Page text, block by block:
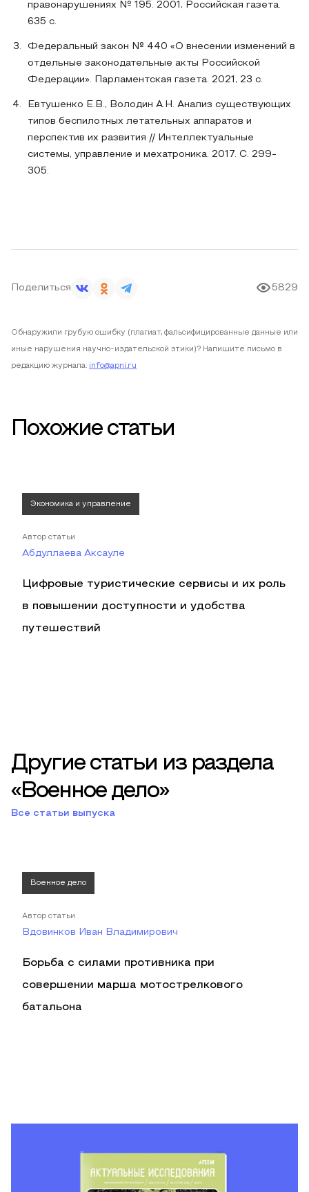
правонарушениях № 195. 2001, Российская газета.
635 с.
Федеральный закон № 440 «О внесении изменений в
отдельные законодательные акты Российской
Федерации». Парламентская газета. 2021, 23 с.
Евтушенко Е.В., Володин А.Н. Анализ существующих
типов беспилотных летательных аппаратов и
перспектив их развития // Интеллектуальные
системы, управление и мехатроника. 2017. С. 299-
305.
Поделиться 5829
Обнаружили грубую ошибку (плагиат, фальсифицированные данные или
иные нарушения научно-издательской этики)? Напишите письмо в
редакцию журнала: info@apni.ru
Похожие статьи
Экономика и управление
Автор статьи
Абдуллаева Аксауле
Цифровые туристические сервисы и их роль
в повышении доступности и удобства
путешествий
Другие статьи из раздела
«Военное дело»
Все статьи выпуска
Военное дело
Автор статьи
Вдовинков Иван Владимирович
Борьба с силами противника при
совершении марша мотострелкового
батальона